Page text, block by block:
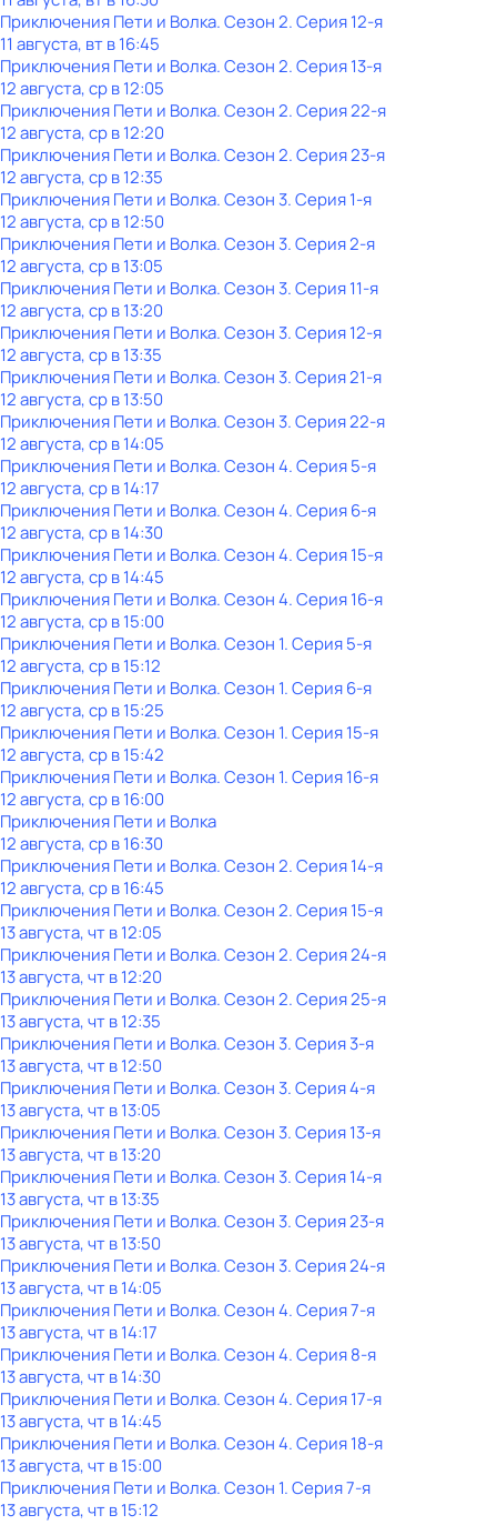
Приключения Пети и Волка. Сезон 2. Серия 12-я
11 августа, вт в 16:45
Приключения Пети и Волка. Сезон 2. Серия 13-я
12 августа, ср в 12:05
Приключения Пети и Волка. Сезон 2. Серия 22-я
12 августа, ср в 12:20
Приключения Пети и Волка. Сезон 2. Серия 23-я
12 августа, ср в 12:35
Приключения Пети и Волка. Сезон 3. Серия 1-я
12 августа, ср в 12:50
Приключения Пети и Волка. Сезон 3. Серия 2-я
12 августа, ср в 13:05
Приключения Пети и Волка. Сезон 3. Серия 11-я
12 августа, ср в 13:20
Приключения Пети и Волка. Сезон 3. Серия 12-я
12 августа, ср в 13:35
Приключения Пети и Волка. Сезон 3. Серия 21-я
12 августа, ср в 13:50
Приключения Пети и Волка. Сезон 3. Серия 22-я
12 августа, ср в 14:05
Приключения Пети и Волка. Сезон 4. Серия 5-я
12 августа, ср в 14:17
Приключения Пети и Волка. Сезон 4. Серия 6-я
12 августа, ср в 14:30
Приключения Пети и Волка. Сезон 4. Серия 15-я
12 августа, ср в 14:45
Приключения Пети и Волка. Сезон 4. Серия 16-я
12 августа, ср в 15:00
Приключения Пети и Волка. Сезон 1. Серия 5-я
12 августа, ср в 15:12
Приключения Пети и Волка. Сезон 1. Серия 6-я
12 августа, ср в 15:25
Приключения Пети и Волка. Сезон 1. Серия 15-я
12 августа, ср в 15:42
Приключения Пети и Волка. Сезон 1. Серия 16-я
12 августа, ср в 16:00
Приключения Пети и Волка
12 августа, ср в 16:30
Приключения Пети и Волка. Сезон 2. Серия 14-я
12 августа, ср в 16:45
Приключения Пети и Волка. Сезон 2. Серия 15-я
13 августа, чт в 12:05
Приключения Пети и Волка. Сезон 2. Серия 24-я
13 августа, чт в 12:20
Приключения Пети и Волка. Сезон 2. Серия 25-я
13 августа, чт в 12:35
Приключения Пети и Волка. Сезон 3. Серия 3-я
13 августа, чт в 12:50
Приключения Пети и Волка. Сезон 3. Серия 4-я
13 августа, чт в 13:05
Приключения Пети и Волка. Сезон 3. Серия 13-я
13 августа, чт в 13:20
Приключения Пети и Волка. Сезон 3. Серия 14-я
13 августа, чт в 13:35
Приключения Пети и Волка. Сезон 3. Серия 23-я
13 августа, чт в 13:50
Приключения Пети и Волка. Сезон 3. Серия 24-я
13 августа, чт в 14:05
Приключения Пети и Волка. Сезон 4. Серия 7-я
13 августа, чт в 14:17
Приключения Пети и Волка. Сезон 4. Серия 8-я
13 августа, чт в 14:30
Приключения Пети и Волка. Сезон 4. Серия 17-я
13 августа, чт в 14:45
Приключения Пети и Волка. Сезон 4. Серия 18-я
13 августа, чт в 15:00
Приключения Пети и Волка. Сезон 1. Серия 7-я
13 августа, чт в 15:12